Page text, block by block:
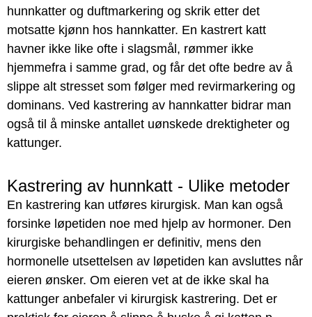
hunnkatter og duftmarkering og skrik etter det
motsatte kjønn hos hannkatter. En kastrert katt
havner ikke like ofte i slagsmål, rømmer ikke
hjemmefra i samme grad, og får det ofte bedre av å
slippe alt stresset som følger med revirmarkering og
dominans. Ved kastrering av hannkatter bidrar man
også til å minske antallet uønskede drektigheter og
kattunger.
Kastrering av hunnkatt - Ulike metoder
En kastrering kan utføres kirurgisk. Man kan også
forsinke løpetiden noe med hjelp av hormoner. Den
kirurgiske behandlingen er definitiv, mens den
hormonelle utsettelsen av løpetiden kan avsluttes når
eieren ønsker. Om eieren vet at de ikke skal ha
kattunger anbefaler vi kirurgisk kastrering. Det er